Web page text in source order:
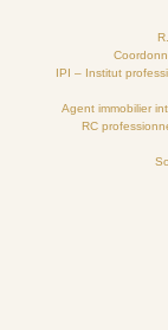
IPI – Institut
Agent immobilier
RC